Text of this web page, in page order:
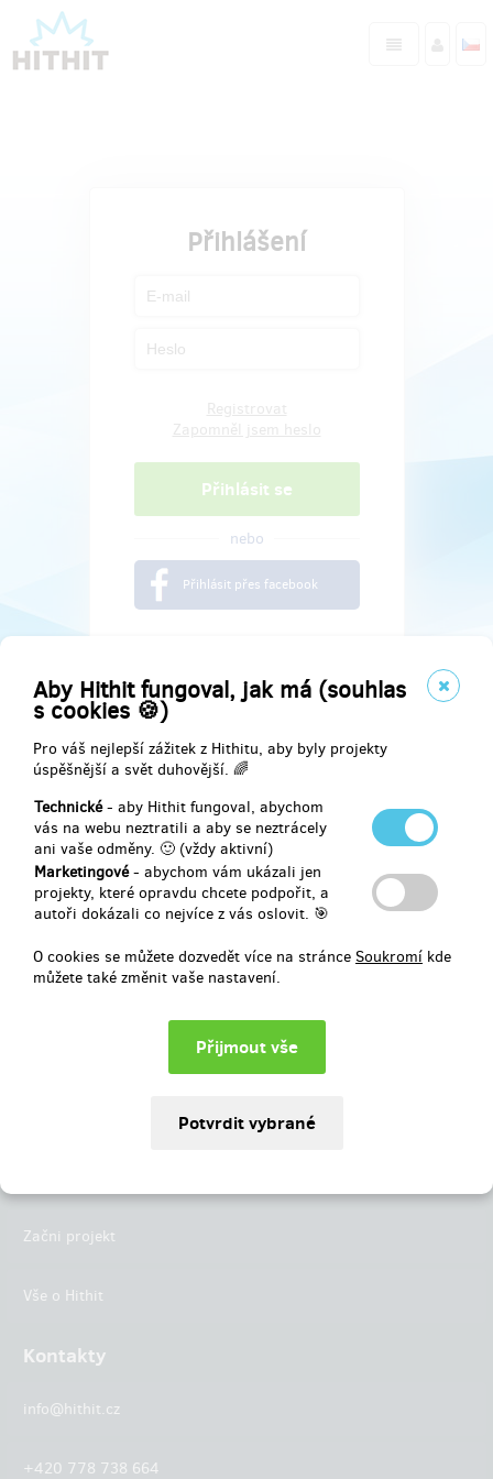
Aby Hithit fungoval, jak má (souhlas
s cookies 🍪)
Pro váš nejlepší zážitek z Hithitu, aby byly projekty
úspěšnější a svět duhovější. 🌈
Technické- aby Hithit fungoval, abychom
vás na webu neztratili a aby se neztrácely
ani vaše odměny. 🙂 (vždy aktivní)
Marketingové- abychom vám ukázali jen
projekty, které opravdu chcete podpořit, a
autoři dokázali co nejvíce z vás oslovit. 🎯
O cookies se můžete dozvedět více na stránce Soukromí kde
můžete také změnit vaše nastavení.
Přihlášení
nebo
Přihlásit přes facebook
Najdete nás na
Začni projekt
Vše o Hithit
Kontakty
info@hithit.cz
+420 778 738 664